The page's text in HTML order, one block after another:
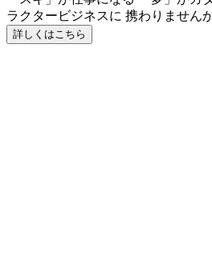
ラクタービジネスに 携わりません
詳しくはこちら